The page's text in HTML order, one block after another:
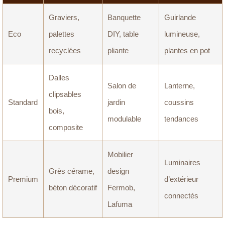
Eco
Graviers,
palettes
recyclées
Banquette
DIY, table
pliante
Guirlande
lumineuse,
plantes en pot
Standard
Dalles
clipsables
bois,
composite
Salon de
jardin
modulable
Lanterne,
coussins
tendances
Premium
Grès cérame,
béton décoratif
Mobilier
design
Fermob,
Lafuma
Luminaires
d’extérieur
connectés